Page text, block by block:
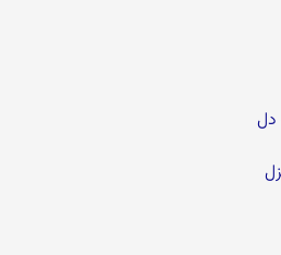
دل